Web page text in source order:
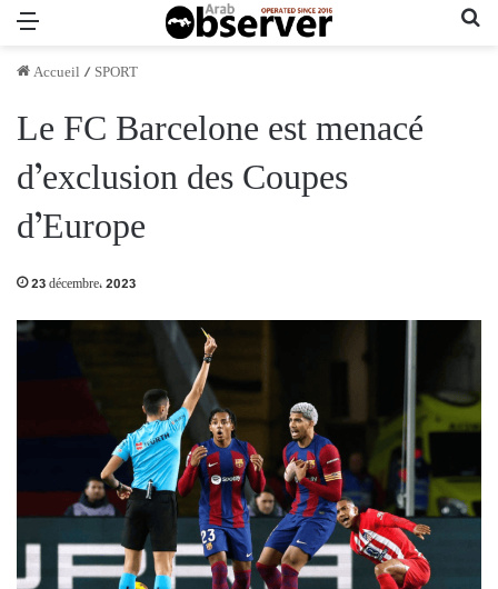
Accueil /SPORT
Le FC Barcelone est menacé
d’exclusion des Coupes
d’Europe
23 décembre، 2023